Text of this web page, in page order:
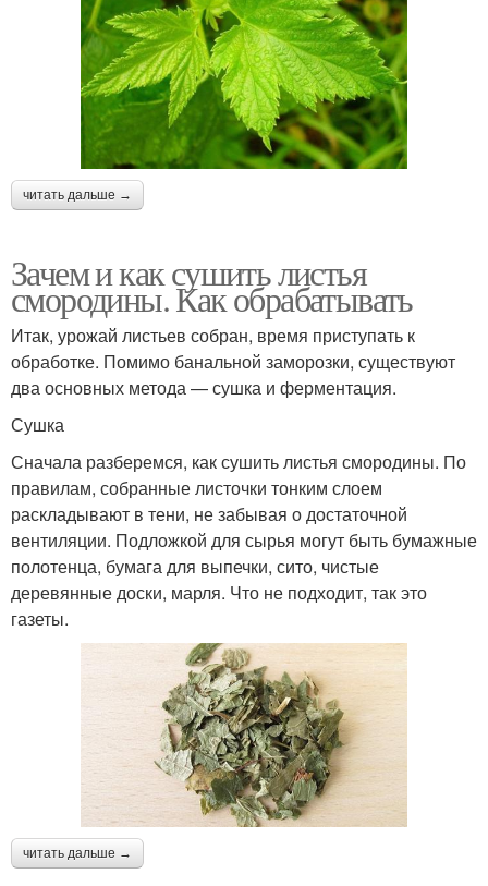
читать дальше →
Зачем и как сушить листья
смородины. Как обрабатывать
Итак, урожай листьев собран, время приступать к
обработке. Помимо банальной заморозки, существуют
два основных метода — сушка и ферментация.
Сушка
Сначала разберемся, как сушить листья смородины. По
правилам, собранные листочки тонким слоем
раскладывают в тени, не забывая о достаточной
вентиляции. Подложкой для сырья могут быть бумажные
полотенца, бумага для выпечки, сито, чистые
деревянные доски, марля. Что не подходит, так это
газеты.
читать дальше →